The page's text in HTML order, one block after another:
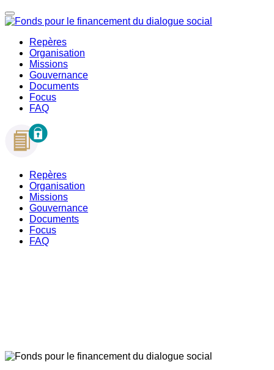
Repères
Organisation
Missions
Gouvernance
Documents
Focus
FAQ
Repères
Organisation
Missions
Gouvernance
Documents
Focus
FAQ